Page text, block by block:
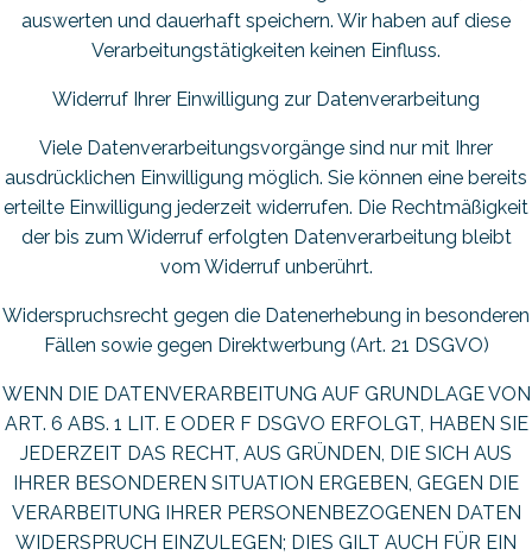
auswerten und dauerhaft speichern. Wir haben auf diese
Verarbeitungstätigkeiten keinen Einfluss.
Widerruf Ihrer Einwilligung zur Datenverarbeitung
Viele Datenverarbeitungsvorgänge sind nur mit Ihrer
ausdrücklichen Einwilligung möglich. Sie können eine bereits
erteilte Einwilligung jederzeit widerrufen. Die Rechtmäßigkeit
der bis zum Widerruf erfolgten Datenverarbeitung bleibt
vom Widerruf unberührt.
Widerspruchsrecht gegen die Datenerhebung in besonderen
Fällen sowie gegen Direktwerbung (Art. 21 DSGVO)
WENN DIE DATENVERARBEITUNG AUF GRUNDLAGE VON
ART. 6 ABS. 1 LIT. E ODER F DSGVO ERFOLGT, HABEN SIE
JEDERZEIT DAS RECHT, AUS GRÜNDEN, DIE SICH AUS
IHRER BESONDEREN SITUATION ERGEBEN, GEGEN DIE
VERARBEITUNG IHRER PERSONENBEZOGENEN DATEN
WIDERSPRUCH EINZULEGEN; DIES GILT AUCH FÜR EIN